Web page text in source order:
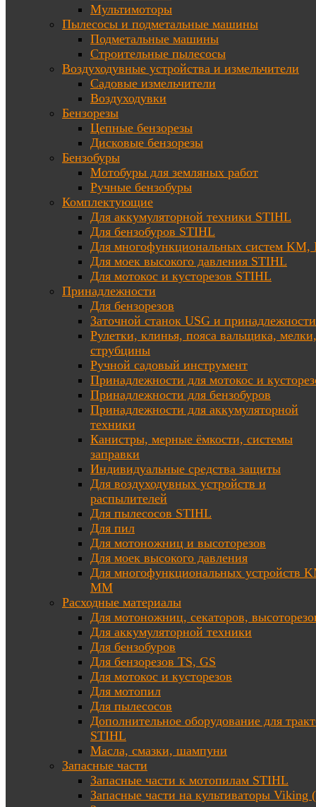
Мультимоторы
Пылесосы и подметальные машины
Подметальные машины
Строительные пылесосы
Воздуходувные устройства и измельчители
Садовые измельчители
Воздуходувки
Бензорезы
Цепные бензорезы
Дисковые бензорезы
Бензобуры
Мотобуры для земляных работ
Ручные бензобуры
Комплектующие
Для аккумуляторной техники STIHL
Для бензобуров STIHL
Для многофункциональных систем KM,
Для моек высокого давления STIHL
Для мотокос и кусторезов STIHL
Принадлежности
Для бензорезов
Заточной станок USG и принадлежности
Рулетки, клинья, пояса вальщика, мелки,
струбцины
Ручной садовый инструмент
Принадлежности для мотокос и
Принадлежности для бензобуров
Принадлежности для аккумуляторной
техники
Канистры, мерные ёмкости, системы
заправки
Индивидуальные средства защиты
Для воздуходувных устройств и
распылителей
Для пылесосов STIHL
Для пил
Для мотоножниц и высоторезов
Для моек высокого давления
Для многофункциональных устройств
MM
Расходные материалы
Для мотоножниц, секаторов,
Для аккумуляторной техники
Для бензобуров
Для бензорезов TS, GS
Для мотокос и кусторезов
Для мотопил
Для пылесосов
Дополнительное оборудование для
STIHL
Масла, смазки, шампуни
Запасные части
Запасные части к мотопилам STIHL
Запасные части на культиваторы Viking